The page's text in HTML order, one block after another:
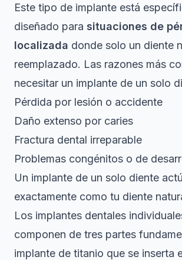
Este tipo de implante está
diseñado para situaciones de
localizada donde solo un diente
reemplazado. Las razones más
necesitar un implante de un solo
Pérdida por lesión o accidente
Daño extenso por caries
Fractura dental irreparable
Problemas congénitos o de
Un implante de un solo diente
exactamente como tu diente
Los implantes dentales
componen de tres partes
implante de titanio que se inserta